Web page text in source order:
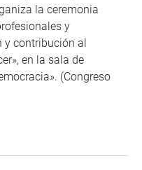
la ceremonia
y
y contribución al
en la sala de
(Congreso